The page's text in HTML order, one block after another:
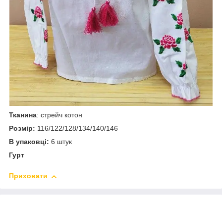
Тканина: стрейч котон
Розмір: 116/122/128/134/140/146
В упаковці: 6 штук
Гурт
Приховати